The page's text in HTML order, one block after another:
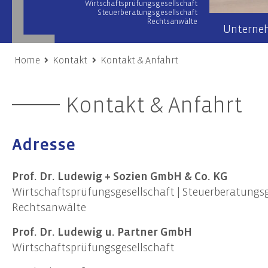
Wirtschaftsprüfungsgesellschaft
Steuerberatungsgesellschaft
Rechtsanwälte
Team
Prüfung von Jahres- und Konzernabschlüssen
Risiko- & Compliance-Managementsysteme
Due Diligence
Transaktionsberatung (M&A)
Home Kontakt Kontakt & Anfahrt
Kontakt & Anfahrt
Adresse
Prof. Dr. Ludewig + Sozien GmbH & Co. KG
Wirtschaftsprüfungsgesellschaft |
Rechtsanwälte
Prof. Dr. Ludewig u. Partner GmbH
Wirtschaftsprüfungsgesellschaft